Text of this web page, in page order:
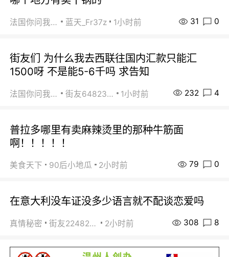
法国你问我答 蓝天_Fr37z 1小时前 31 0
街友们 为什么我去西联往国内汇款只能汇
1500呀 不是能5-6千吗 求告知
法国你问我答 街友64823891 1小时前 232 4
普拉多哪里有卖麻辣烫里的那种牛筋面
啊！！！！！
美食天下 90后小地瓜 2小时前 79 0
在意大利没车证没多少语言就不配谈恋爱吗
真情秘密 街友22482465 2小时前 308 8